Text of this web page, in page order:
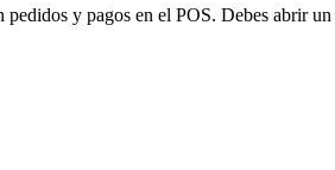
y pagos en el POS. Debes abrir